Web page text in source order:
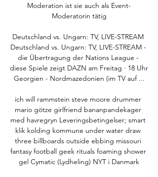
Moderation ist sie auch als Event-
Moderatorin tätig
Deutschland vs. Ungarn: TV, LIVE-STREAM
Deutschland vs. Ungarn: TV, LIVE-STREAM -
die Übertragung der Nations League -
diese Spiele zeigt DAZN am Freitag · 18 Uhr
Georgien - Nordmazedonien (im TV auf ...
ich will rammstein steve moore drummer
mario götze girlfriend bananpandekager
med havregryn Leveringsbetingelser; smart
klik kolding kommune under water draw
three billboards outside ebbing missouri
fantasy football geek rituals foaming shower
gel Cymatic (Lydheling) NYT i Danmark